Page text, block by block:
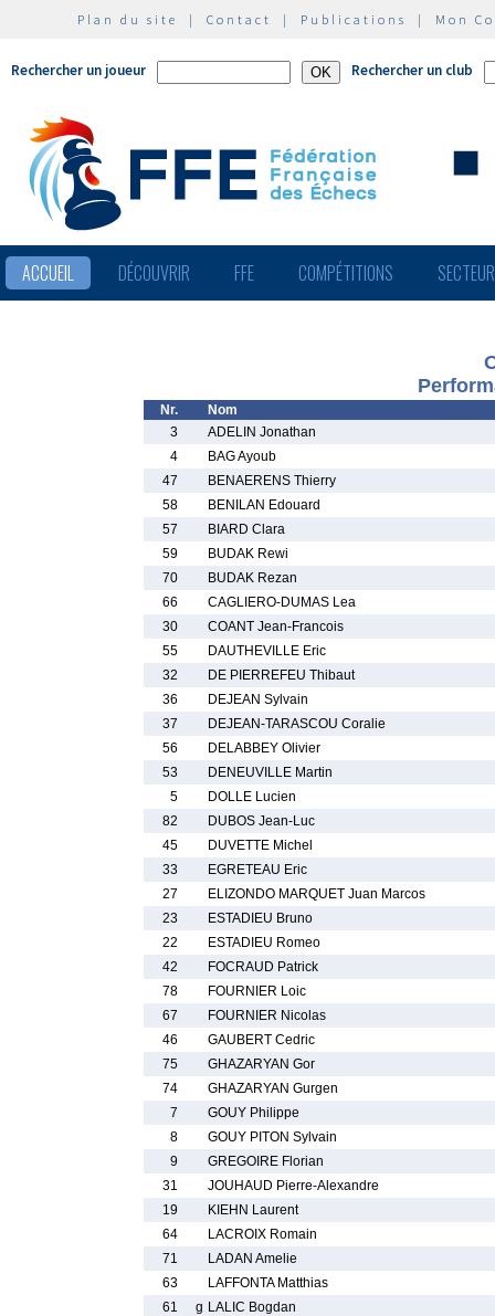
Plan du site | Contact | Publications | Mon
Rechercher un joueur Rechercher un club
ACCUEIL DÉCOUVRIR FFE COMPÉTITIONS
Nr.
Nom
3
ADELIN Jonathan
4
BAG Ayoub
47
BENAERENS Thierry
58
BENILAN Edouard
57
BIARD Clara
59
BUDAK Rewi
70
BUDAK Rezan
66
CAGLIERO-DUMAS Lea
30
COANT Jean-Francois
55
DAUTHEVILLE Eric
32
DE PIERREFEU Thibaut
36
DEJEAN Sylvain
37
DEJEAN-TARASCOU Coralie
56
DELABBEY Olivier
53
DENEUVILLE Martin
5
DOLLE Lucien
82
DUBOS Jean-Luc
45
DUVETTE Michel
33
EGRETEAU Eric
27
ELIZONDO MARQUET Juan Marcos
23
ESTADIEU Bruno
22
ESTADIEU Romeo
42
FOCRAUD Patrick
78
FOURNIER Loic
67
FOURNIER Nicolas
46
GAUBERT Cedric
75
GHAZARYAN Gor
74
GHAZARYAN Gurgen
7
GOUY Philippe
8
GOUY PITON Sylvain
9
GREGOIRE Florian
31
JOUHAUD Pierre-Alexandre
19
KIEHN Laurent
64
LACROIX Romain
71
LADAN Amelie
63
LAFFONTA Matthias
61
g LALIC Bogdan